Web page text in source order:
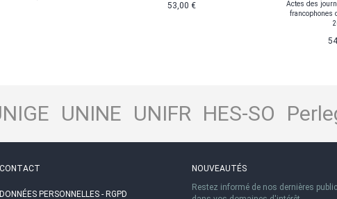
53,00 €
Actes des
francophones
UNINE UNIFR HES-SO
CONTACT
DONNÉES PERSONNELLES - RGPD
NOUVEAUTÉS
Restez informé de nos dernières